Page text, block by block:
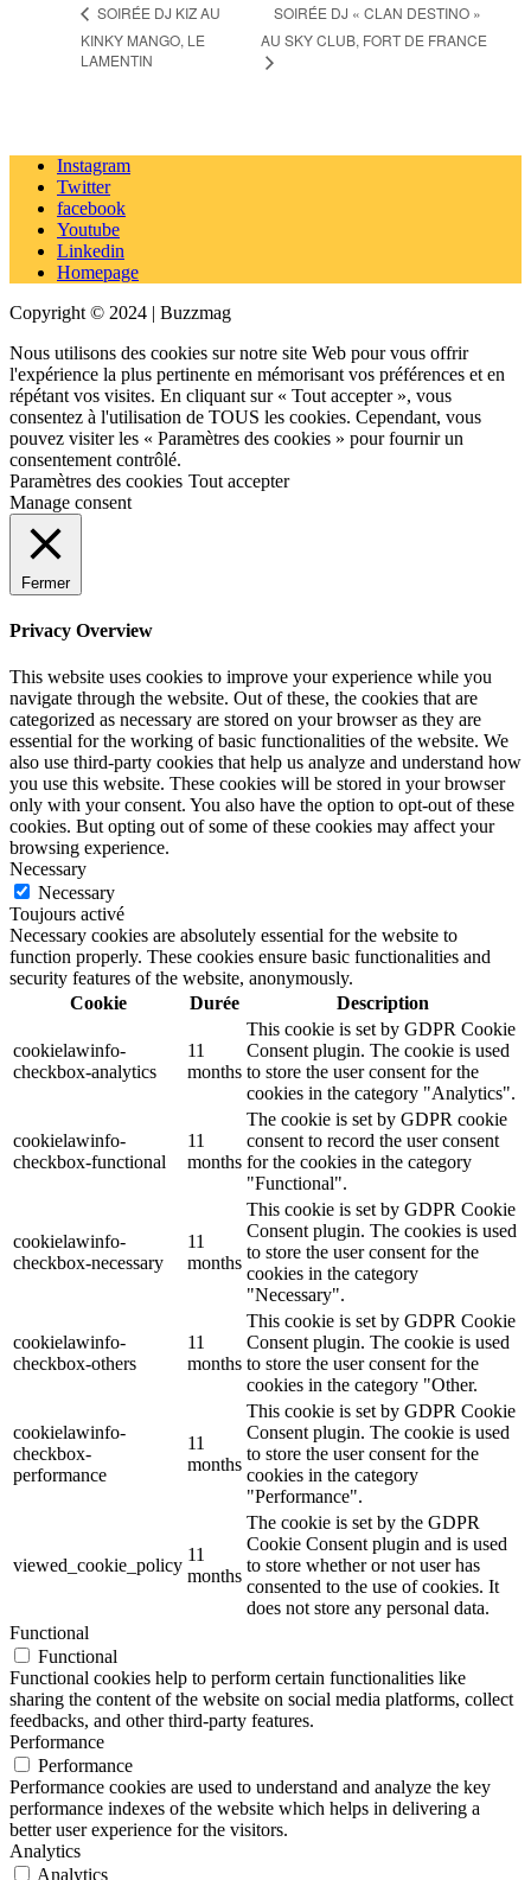
SOIRÉE DJ KIZ AU
KINKY MANGO, LE
LAMENTIN
SOIRÉE DJ « CLAN DESTINO »
AU SKY CLUB, FORT DE FRANCE
Instagram
Twitter
facebook
Youtube
Linkedin
Homepage
Copyright © 2024 | Buzzmag
Nous utilisons des cookies sur notre site Web pour vous offrir
l'expérience la plus pertinente en mémorisant vos préférences et en
répétant vos visites. En cliquant sur « Tout accepter », vous
consentez à l'utilisation de TOUS les cookies. Cependant, vous
pouvez visiter les « Paramètres des cookies » pour fournir un
consentement contrôlé.
Paramètres des cookies Tout accepter
Manage consent
Fermer
Privacy Overview
This website uses cookies to improve your experience while you
navigate through the website. Out of these, the cookies that are
categorized as necessary are stored on your browser as they are
essential for the working of basic functionalities of the website. We
also use third-party cookies that help us analyze and understand how
you use this website. These cookies will be stored in your browser
only with your consent. You also have the option to opt-out of these
cookies. But opting out of some of these cookies may affect your
browsing experience.
Necessary
Necessary
Toujours activé
Necessary cookies are absolutely essential for the website to
function properly. These cookies ensure basic functionalities and
security features of the website, anonymously.
Cookie
Durée Description
cookielawinfo-
checkbox-analytics
11
months
This cookie is set by GDPR Cookie
Consent plugin. The cookie is used
to store the user consent for the
cookies in the category "Analytics".
cookielawinfo-
checkbox-functional
11
months
The cookie is set by GDPR cookie
consent to record the user consent
for the cookies in the category
"Functional".
cookielawinfo-
checkbox-necessary
11
months
This cookie is set by GDPR Cookie
Consent plugin. The cookies is used
to store the user consent for the
cookies in the category
"Necessary".
cookielawinfo-
checkbox-others
11
months
This cookie is set by GDPR Cookie
Consent plugin. The cookie is used
to store the user consent for the
cookies in the category "Other.
cookielawinfo-
checkbox-
performance
11
months
This cookie is set by GDPR Cookie
Consent plugin. The cookie is used
to store the user consent for the
cookies in the category
"Performance".
viewed_cookie_policy
11
months
The cookie is set by the GDPR
Cookie Consent plugin and is used
to store whether or not user has
consented to the use of cookies. It
does not store any personal data.
Functional
Functional
Functional cookies help to perform certain functionalities like
sharing the content of the website on social media platforms, collect
feedbacks, and other third-party features.
Performance
Performance
Performance cookies are used to understand and analyze the key
performance indexes of the website which helps in delivering a
better user experience for the visitors.
Analytics
Analytics